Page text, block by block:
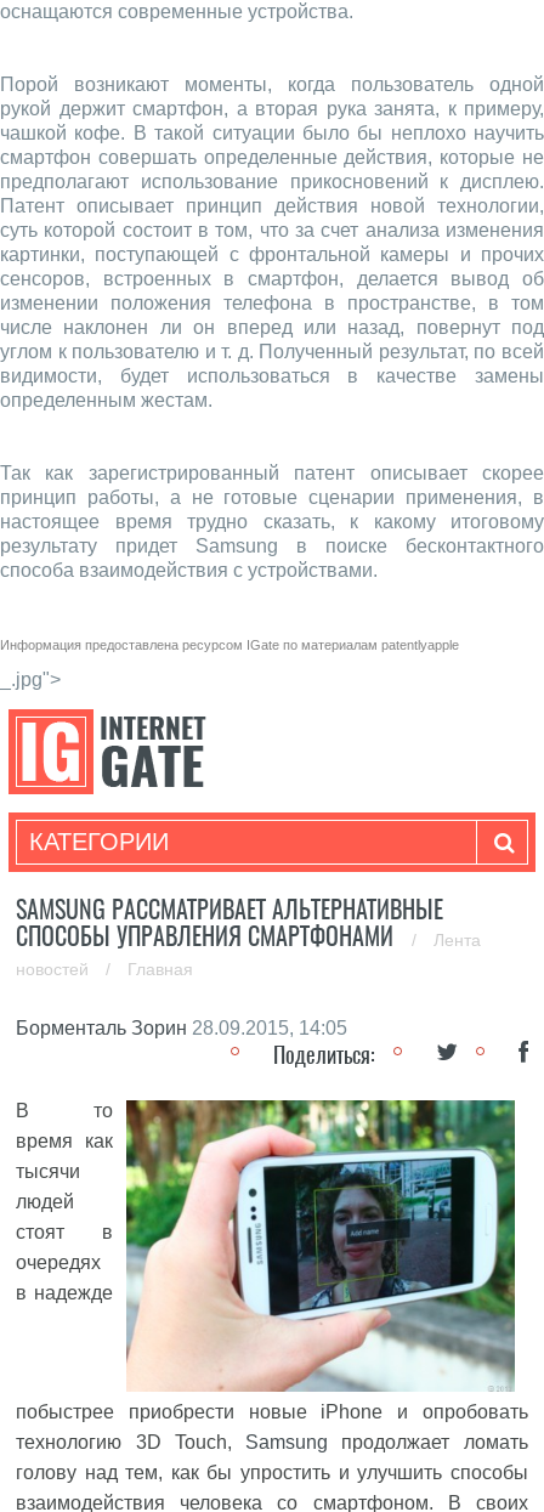
оснащаются современные устройства.
Порой возникают моменты, когда пользователь одной
рукой держит смартфон, а вторая рука занята, к примеру,
чашкой кофе. В такой ситуации было бы неплохо научить
смартфон совершать определенные действия, которые не
предполагают использование прикосновений к дисплею.
Патент описывает принцип действия новой технологии,
суть которой состоит в том, что за счет анализа изменения
картинки, поступающей с фронтальной камеры и прочих
сенсоров, встроенных в смартфон, делается вывод об
изменении положения телефона в пространстве, в том
числе наклонен ли он вперед или назад, повернут под
углом к пользователю и т. д. Полученный результат, по всей
видимости, будет использоваться в качестве замены
определенным жестам.
Так как зарегистрированный патент описывает скорее
принцип работы, а не готовые сценарии применения, в
настоящее время трудно сказать, к какому итоговому
результату придет Samsung в поиске бесконтактного
способа взаимодействия с устройствами.
Информация предоставлена ресурсом IGate по материалам patentlyapple
_.jpg">
КАТЕГОРИИ
SAMSUNG РАССМАТРИВАЕТ АЛЬТЕРНАТИВНЫЕ
СПОСОБЫ УПРАВЛЕНИЯ СМАРТФОНАМИ
/
Лента
новостей
/ Главная
Борменталь Зорин 28.09.2015, 14:05
Поделиться:
В то
время как
тысячи
людей
стоят в
очередях
в надежде
побыстрее приобрести новые iPhone и опробовать
технологию 3D Touch, Samsung продолжает ломать
голову над тем, как бы упростить и улучшить способы
взаимодействия человека со смартфоном. В своих